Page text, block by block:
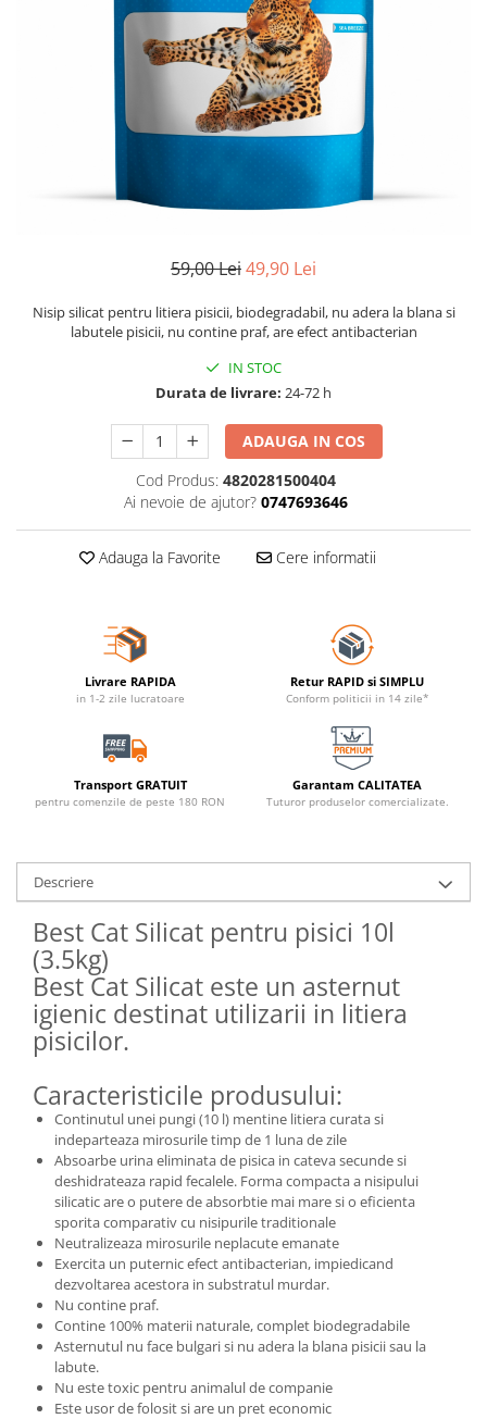
59,00 Lei49,90 Lei
Nisip silicat pentru litiera pisicii, biodegradabil, nu adera la blana si
labutele pisicii, nu contine praf, are efect antibacterian
IN STOC
Durata de livrare: 24-72 h
ADAUGA IN COS
Cod Produs: 4820281500404
Ai nevoie de ajutor? 0747693646
Adauga la Favorite Cere informatii
Livrare RAPIDA
in 1-2 zile lucratoare
Retur RAPID si SIMPLU
Conform politicii in 14 zile*
Transport GRATUIT
pentru comenzile de peste 180 RON
Garantam CALITATEA
Tuturor produselor comercializate.
Descriere
Best Cat Silicat pentru pisici 10l
(3.5kg)
Best Cat Silicat este un asternut
igienic destinat utilizarii in litiera
pisicilor.
Caracteristicile produsului:
Continutul unei pungi (10 l) mentine litiera curata si
indeparteaza mirosurile timp de 1 luna de zile
Absoarbe urina eliminata de pisica in cateva secunde si
deshidrateaza rapid fecalele. Forma compacta a nisipului
silicatic are o putere de absorbtie mai mare si o eficienta
sporita comparativ cu nisipurile traditionale
Neutralizeaza mirosurile neplacute emanate
Exercita un puternic efect antibacterian, impiedicand
dezvoltarea acestora in substratul murdar.
Nu contine praf.
Contine 100% materii naturale, complet biodegradabile
Asternutul nu face bulgari si nu adera la blana pisicii sau la
labute.
Nu este toxic pentru animalul de companie
Este usor de folosit si are un pret economic